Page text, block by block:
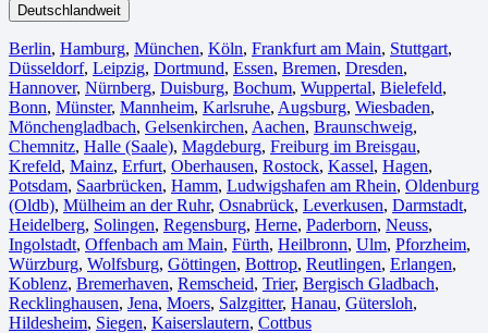
Deutschlandweit
Berlin⁠, Hamburg, München, Köln⁠, Frankfurt am Main, Stuttgart,
Düsseldorf, Leipzig, Dortmund, Essen, Bremen, Dresden,
Hannover, Nürnberg, Duisburg⁠, Bochum, Wuppertal⁠, Bielefeld⁠,
Bonn⁠, Münster⁠, Mannheim, Karlsruhe, Augsburg, Wiesbaden⁠,
Mönchengladbach⁠, Gelsenkirchen⁠, Aachen⁠, Braunschweig,
Chemnitz⁠, Halle (Saale)⁠, Magdeburg, Freiburg im Breisgau⁠,
Krefeld⁠, Mainz⁠, Erfurt, Oberhausen⁠, Rostock⁠, Kassel⁠, Hagen,
Potsdam, Saarbrücken⁠, Hamm, Ludwigshafen am Rhein⁠, Oldenburg
(Oldb), Mülheim an der Ruhr, Osnabrück⁠, Leverkusen, Darmstadt⁠,
Heidelberg, Solingen, Regensburg, Herne⁠, Paderborn, Neuss,
Ingolstadt, Offenbach am Main, Fürth⁠, Heilbronn, Ulm⁠, Pforzheim,
Würzburg, Wolfsburg⁠, Göttingen, Bottrop, Reutlingen, Erlangen⁠,
Koblenz, Bremerhaven⁠, Remscheid, Trier⁠, Bergisch Gladbach,
Recklinghausen, Jena⁠, Moers⁠, Salzgitter⁠, Hanau, Gütersloh,
Hildesheim⁠, Siegen⁠, Kaiserslautern⁠, Cottbus⁠